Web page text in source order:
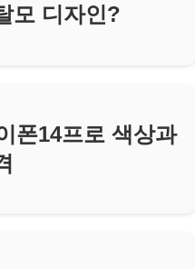
모 디자인?
폰14프로 색상과